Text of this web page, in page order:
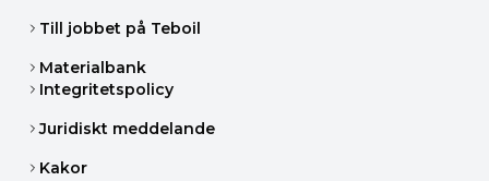
Till jobbet på Teboil
Materialbank
Integritetspolicy
Juridiskt meddelande
Kakor